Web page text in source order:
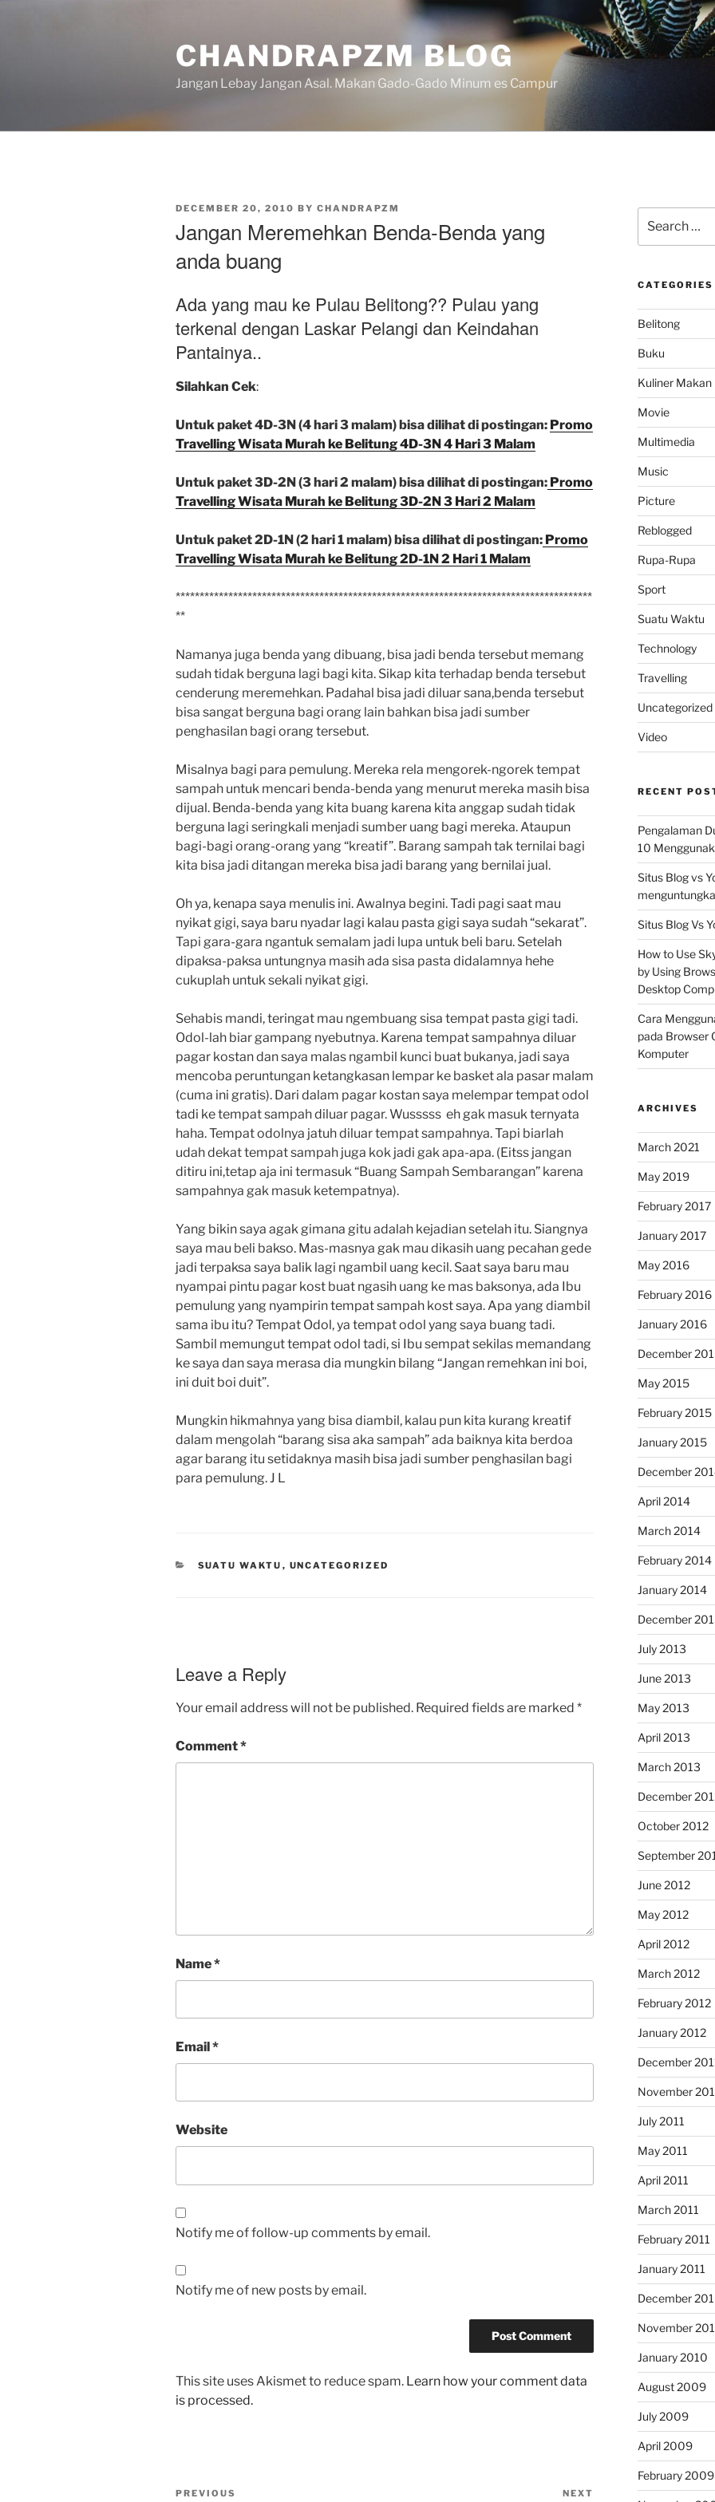
CHANDRAPZM BLOG
Jangan Lebay Jangan Asal. Makan Gado-Gado Minum es Campur
POSTED
DECEMBER 20, 2010 BY CHANDRAPZM
Jangan Meremehkan Benda-Benda yang
anda buang
Ada yang mau ke Pulau Belitong?? Pulau yang
terkenal dengan Laskar Pelangi dan Keindahan
Pantainya..
Silahkan Cek:
Untuk paket 4D-3N (4 hari 3 malam) bisa dilihat di postingan: Promo
Travelling Wisata Murah ke Belitung 4D-3N 4 Hari 3 Malam
Untuk paket 3D-2N (3 hari 2 malam) bisa dilihat di postingan: Promo
Travelling Wisata Murah ke Belitung 3D-2N 3 Hari 2 Malam
Untuk paket 2D-1N (2 hari 1 malam) bisa dilihat di postingan: Promo
Travelling Wisata Murah ke Belitung 2D-1N 2 Hari 1 Malam
***************************************************************************************
**
Namanya juga benda yang dibuang, bisa jadi benda tersebut memang
sudah tidak berguna lagi bagi kita. Sikap kita terhadap benda tersebut
cenderung meremehkan. Padahal bisa jadi diluar sana,benda tersebut
bisa sangat berguna bagi orang lain bahkan bisa jadi sumber
penghasilan bagi orang tersebut.
Misalnya bagi para pemulung. Mereka rela mengorek-ngorek tempat
sampah untuk mencari benda-benda yang menurut mereka masih bisa
dijual. Benda-benda yang kita buang karena kita anggap sudah tidak
berguna lagi seringkali menjadi sumber uang bagi mereka. Ataupun
bagi-bagi orang-orang yang “kreatif”. Barang sampah tak ternilai bagi
kita bisa jadi ditangan mereka bisa jadi barang yang bernilai jual.
Oh ya, kenapa saya menulis ini. Awalnya begini. Tadi pagi saat mau
nyikat gigi, saya baru nyadar lagi kalau pasta gigi saya sudah “sekarat”.
Tapi gara-gara ngantuk semalam jadi lupa untuk beli baru. Setelah
dipaksa-paksa untungnya masih ada sisa pasta didalamnya hehe
cukuplah untuk sekali nyikat gigi.
Sehabis mandi, teringat mau ngembuang sisa tempat pasta gigi tadi.
Odol-lah biar gampang nyebutnya. Karena tempat sampahnya diluar
pagar kostan dan saya malas ngambil kunci buat bukanya, jadi saya
mencoba peruntungan ketangkasan lempar ke basket ala pasar malam
(cuma ini gratis). Dari dalam pagar kostan saya melempar tempat odol
tadi ke tempat sampah diluar pagar. Wusssss eh gak masuk ternyata
haha. Tempat odolnya jatuh diluar tempatsampahnya. Tapi biarlah
udah dekat tempat sampah juga kok jadi gak apa-apa. (Eitss jangan
ditiru ini,tetap aja ini termasuk “Buang Sampah Sembarangan” karena
sampahnya gak masuk ketempatnya).
Yang bikin saya agak gimana gitu adalah kejadian setelah itu. Siangnya
saya mau beli bakso. Mas-masnya gak mau dikasih uang pecahan gede
jadi terpaksa saya balik lagi ngambil uang kecil. Saat saya baru mau
nyampai pintu pagar kost buat ngasih uang ke mas baksonya, ada Ibu
pemulung yang nyampirin tempat sampah kost saya. Apa yang diambil
sama ibu itu? Tempat Odol, ya tempat odol yang saya buang tadi.
Sambil memungut tempat odol tadi, si Ibu sempat sekilas memandang
ke saya dan saya merasa dia mungkin bilang “Jangan remehkan ini boi,
ini duit boi duit”.
Mungkin hikmahnya yang bisa diambil, kalau pun kita kurang kreatif
dalam mengolah “barang sisa aka sampah” ada baiknya kita berdoa
agar barang itu setidaknya masih bisa jadi sumber penghasilan bagi
para pemulung. J L
CATEGORIES
SUATU WAKTU , UNCATEGORIZED
Leave a Reply
Your email address will not be published. Required fields are marked *
Comment*
Name*
Email*
Website
Notify me of follow-up comments by email.
Notify me of new posts by email.
This site uses Akismet to reduce spam. Learn how your comment data
is processed.
Post
Previous
PREVIOUS NEXT
for:
CATEGORIES
Belitong
Buku
Kuliner Makan
Movie
Multimedia
Music
Picture
Reblogged
Rupa-Rupa
Sport
Suatu Waktu
Technology
Travelling
Uncategorized
Video
RECENT
Pengalaman
10
Situs Blog vs
Situs Blog Vs
How to Use
by Using
Desktop
Cara
pada Browser
Komputer
ARCHIVES
March 2021
May 2019
February 2017
January 2017
May 2016
February 2016
January 2016
December
May 2015
February 2015
January 2015
December
April 2014
March 2014
February 2014
January 2014
December
July 2013
June 2013
May 2013
April 2013
March 2013
December
October 2012
September
June 2012
May 2012
April 2012
March 2012
February 2012
January 2012
December
November
July 2011
May 2011
April 2011
March 2011
February 2011
January 2011
December
November
January 2010
August 2009
July 2009
April 2009
February 2009